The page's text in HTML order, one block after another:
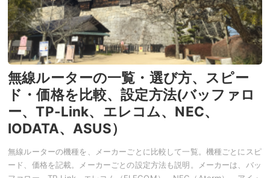
無線ルーターの一覧・選び方、スピー
ド・価格を比較、設定方法(バッファロ
ー、TP-Link、エレコム、NEC、
IODATA、ASUS）
無線ルーターの機種を、メーカーごとに比較して一覧。機種ごとにスピ
ード、価格を記載。メーカーごとの設定方法も説明。メーカーは、バッ